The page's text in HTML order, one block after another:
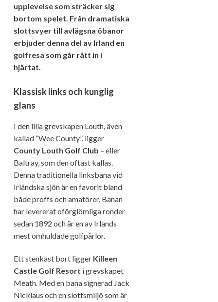
upplevelse som sträcker sig
bortom spelet. Från dramatiska
slottsvyer till avlägsna öbanor
erbjuder denna del av Irland en
golfresa som går rätt in i
hjärtat.
Klassisk links och kunglig
glans
I den lilla grevskapen Louth, även
kallad ”Wee County”, ligger
County Louth Golf Club – eller
Baltray, som den oftast kallas.
Denna traditionella linksbana vid
Irländska sjön är en favorit bland
både proffs och amatörer. Banan
har levererat oförglömliga ronder
sedan 1892 och är en av Irlands
mest omhuldade golfpärlor.
Ett stenkast bort ligger Killeen
Castle Golf Resort i grevskapet
Meath. Med en bana signerad Jack
Nicklaus och en slottsmiljö som är